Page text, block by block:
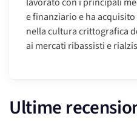
e finanziario e ha
nella cultura crittografica
ai mercati ribassisti e
Ultime